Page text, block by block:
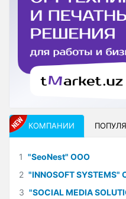
КОМПАНИИ
1 "SeoNest" ООО
2 "INNOSOFT
3 "SOCIAL MEDIA